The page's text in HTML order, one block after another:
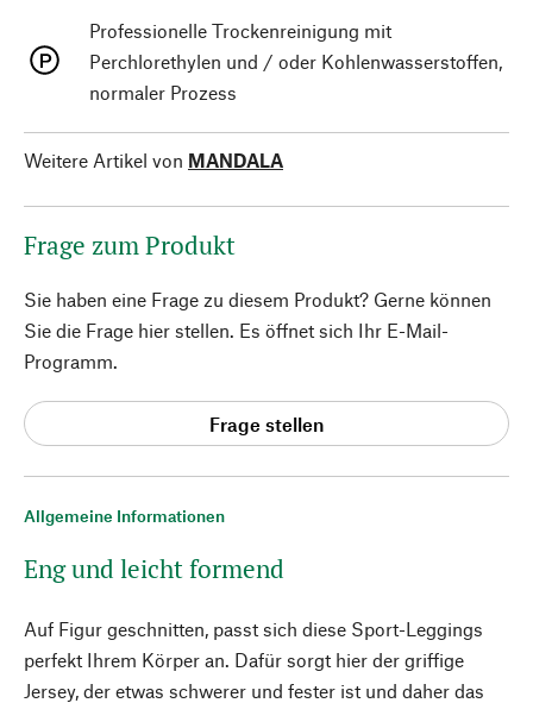
Allgemeine Informationen
Eng und leicht formend
Auf Figur geschnitten, passt sich diese Sport-Leggings
perfekt Ihrem Körper an. Dafür sorgt hier der griffige
Jersey, der etwas schwerer und fester ist und daher das
Professionelle Trockenreinigung mit
Perchlorethylen und / oder Kohlenwasserstoffen,
normaler Prozess
Weitere Artikel von MANDALA
Frage zum Produkt
Sie haben eine Frage zu diesem Produkt? Gerne können
Sie die Frage hier stellen. Es öffnet sich Ihr E-Mail-
Programm.
Frage stellen